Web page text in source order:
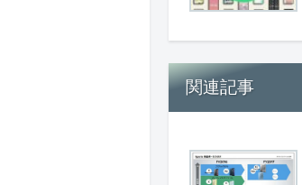
関連記事